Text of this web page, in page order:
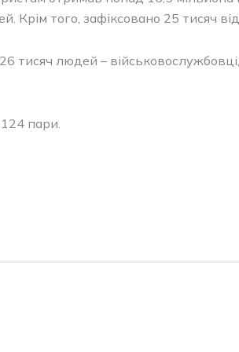
того, зафіксовано 25 тисяч
людей – військовослужбовці,
пари.